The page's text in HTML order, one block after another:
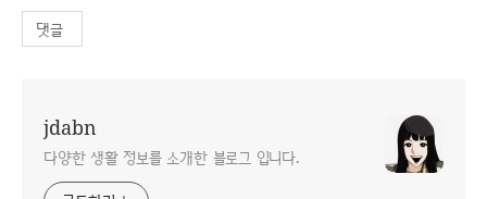
댓글
jdabn
다양한 생활 정보를 소개한 블로그 입니다.